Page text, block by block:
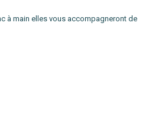
à main elles vous accompagneront de